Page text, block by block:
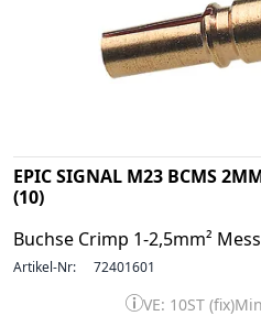
EPIC SIGNAL M23 BCMS
(10)
Buchse Crimp 1-2,5mm²
Artikel-Nr: 72401601
VE: 10ST (fix)